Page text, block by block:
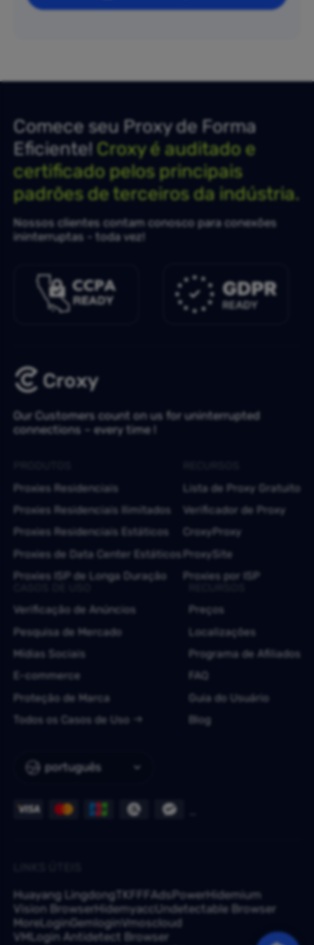
Comece seu Proxy de Forma
Eficiente!Croxy é auditado e
certificado pelos principais
padrões de terceiros da indústria.
Nossos clientes contam conosco para conexões
ininterruptas - toda vez!
Our Customers count on us for uninterrupted
connections – every time !
português
Proxies Residenciais
Proxies Residenciais Ilimitados
Proxies Residenciais Estáticos
Proxies de Data Center Estáticos
Proxies ISP de Longa Duração
Lista de Proxy Gratuito
Verificador de Proxy
CroxyProxy
ProxySite
Proxies por ISP
Verificação de Anúncios
Pesquisa de Mercado
Mídias Sociais
E-commerce
Proteção de Marca
Todos os Casos de Uso
Preços
Localizações
Programa de Afiliados
FAQ
Guia do Usuário
Blog
Huayang Lingdong TKFFF AdsPowerHidemium
Vision BrowserHidemyaccUndetectable Browser
MoreLoginGemlogin Vmoscloud
VMLogin Antidetect Browser